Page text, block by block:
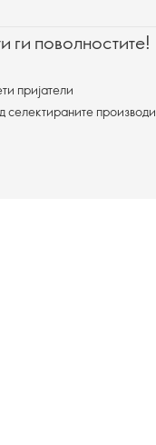
ги поволностите!
пријатели
селектираните производи